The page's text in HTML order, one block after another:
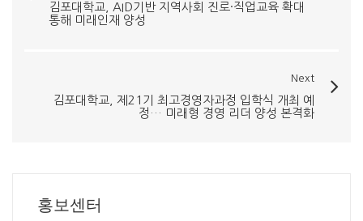
김포대학교, AID기반 지역사회 진로·직업교육 확대
통해 미래인재 양성
Next
김포대학교, 제21기 최고경영자과정 입학식 개최 예
정… 미래형 경영 리더 양성 본격화
홍보센터